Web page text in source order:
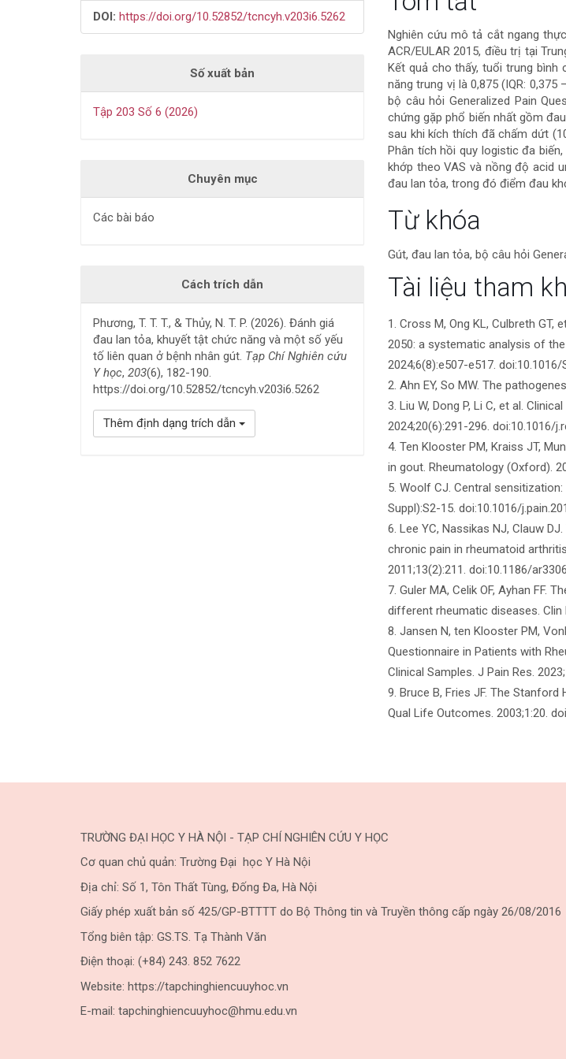
DOI: https://doi.org/10.52852/tcncyh.v203i6.5262
Số xuất bản
Tập 203 Số 6 (2026)
Chuyên mục
Các bài báo
Cách trích dẫn
Phương, T. T. T., & Thủy, N. T. P. (2026). Đánh giá
đau lan tỏa, khuyết tật chức năng và một số yếu
tố liên quan ở bệnh nhân gút. Tạp Chí Nghiên cứu
Y học, 203(6), 182-190.
https://doi.org/10.52852/tcncyh.v203i6.5262
Thêm định dạng trích dẫn
dung
chính
của
bài
viết
Nghiên cứu mô tả cắt ngang
ACR/EULAR 2015, điều trị tại
Kết quả cho thấy, tuổi trung bình
năng trung vị là 0,875 (IQR:
bộ câu hỏi Generalized Pain
chứng gặp phổ biến nhất gồm
sau khi kích thích đã chấm dứt
Phân tích hồi quy logistic đa
khớp theo VAS và nồng độ acid
đau lan tỏa, trong đó điểm đau
Chi
tiết
bài
viết
Từ khóa
Gút, đau lan tỏa, bộ câu hỏi
Tài liệu tham
1. Cross M, Ong KL, Culbreth
2050: a systematic analysis of
2024;6(8):e507-e517.
2. Ahn EY, So MW. The
3. Liu W, Dong P, Li C, et al.
2024;20(6):291-296. doi:10.1016/
4. Ten Klooster PM, Kraiss JT,
in gout. Rheumatology (Oxford).
5. Woolf CJ. Central
Suppl):S2-15. doi:10.1016/
6. Lee YC, Nassikas NJ, Clauw
chronic pain in rheumatoid
2011;13(2):211. doi:10.1186/ar3306
7. Guler MA, Celik OF, Ayhan
different rheumatic diseases. Clin
8. Jansen N, ten Klooster PM,
Questionnaire in Patients with
Clinical Samples. J Pain Res.
9. Bruce B, Fries JF. The
Qual Life Outcomes. 2003;1:20.
TRƯỜNG ĐẠI HỌC Y HÀ NỘI - TẠP CHÍ NGHIÊN CỨU Y HỌC
Cơ quan chủ quản: Trường Đại học Y Hà Nội
Địa chỉ: Số 1, Tôn Thất Tùng, Đống Đa, Hà Nội
Giấy phép xuất bản số 425/GP-BTTTT do Bộ Thông tin và Truyền thông cấp ngày 26/08/2016
Tổng biên tập: GS.TS. Tạ Thành Văn
Điện thoại: (+84) 243. 852 7622
Website: https://tapchinghiencuuyhoc.vn
E-mail: tapchinghiencuuyhoc@hmu.edu.vn